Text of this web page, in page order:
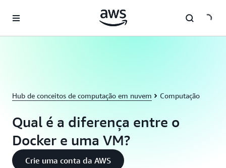
Pular para o conteúdo principal
Hub de conceitos de computação em nuvem Computação
Qual é a diferença entre o
Docker e uma VM?
Crie uma conta da AWS